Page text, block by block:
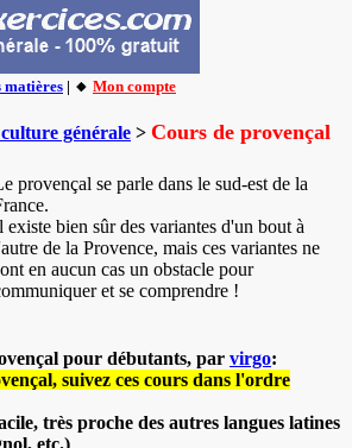
matières | 🔸 Mon compte
générale > Cours de provençal
provençal se parle dans le sud-est de la
existe bien sûr des variantes d'un bout à
de la Provence, mais ces variantes ne
en aucun cas un obstacle pour
et se comprendre !
pour débutants, par virgo:
suivez ces cours dans l'ordre
très proche des autres langues latines
etc.)